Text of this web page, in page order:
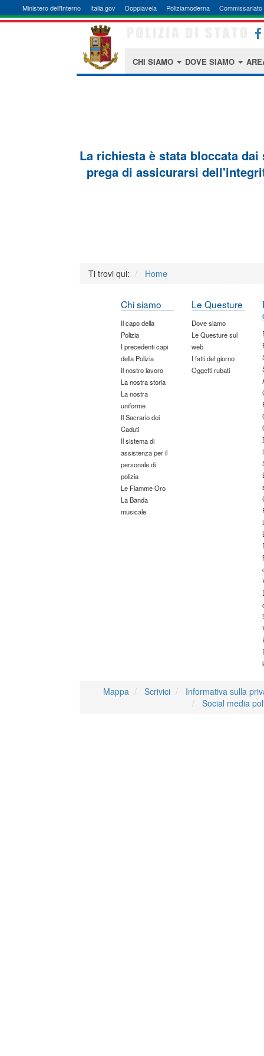
Ministero dell'Interno Italia.gov Doppiavela Poliziamoderna Commissariato
CHI SIAMO DOVE SIAMO
La richiesta è stata bloccata
prega di assicurarsi
Ti trovi qui: Home
Chi siamo
Il capo della
Polizia
I precedenti capi
della Polizia
Il nostro lavoro
La nostra storia
La nostra
uniforme
Il Sacrario dei
Caduti
Il sistema di
assistenza per il
personale di
polizia
Le Fiamme Oro
La Banda
musicale
Le Questure
Dove siamo
Le Questure sul
web
I fatti del giorno
Oggetti rubati
Mappa Scrivici
Informativa sulla
Social media